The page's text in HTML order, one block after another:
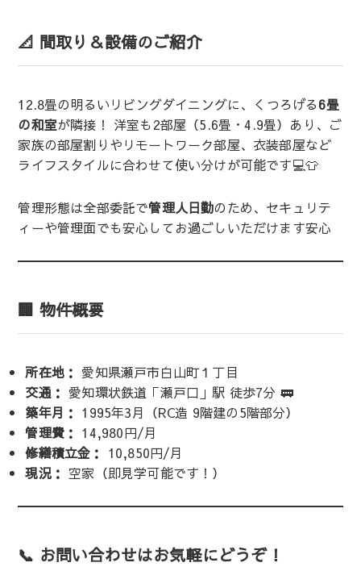
📐 間取り＆設備のご紹介
12.8畳の明るいリビングダイニングに、くつろげる6畳
の和室が隣接！ 洋室も2部屋（5.6畳・4.9畳）あり、ご
家族の部屋割りやリモートワーク部屋、衣装部屋など
ライフスタイルに合わせて使い分けが可能です💻👕
管理形態は全部委託で管理人日勤のため、セキュリテ
ィーや管理面でも安心してお過ごしいただけます安心
🏢 物件概要
所在地： 愛知県瀬戸市白山町１丁目
交通： 愛知環状鉄道「瀬戸口」駅 徒歩7分 🚃
築年月： 1995年3月（RC造 9階建の5階部分）
管理費： 14,980円/月
修繕積立金： 10,850円/月
現況： 空家（即見学可能です！）
📞 お問い合わせはお気軽にどうぞ！